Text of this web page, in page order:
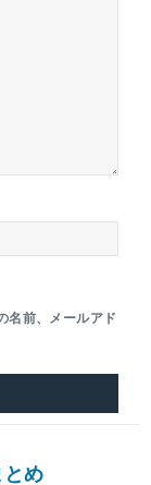
名前、メールアド
とめ